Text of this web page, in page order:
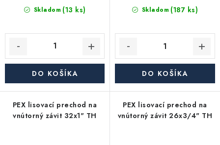
Skladom (13 ks)
DO KOŠÍKA
Skladom (187 ks)
DO KOŠÍKA
PEX lisovací prechod na
vnútorný závit 32x1" TH
PEX lisovací prechod na
vnútorný závit 26x3/4" TH